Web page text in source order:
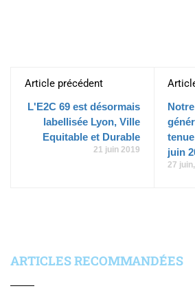
Article précédent
L'E2C 69 est désormais
labellisée Lyon, Ville
Equitable et Durable
21 juin 2019
juin
27
ARTICLES RECOMMANDÉES